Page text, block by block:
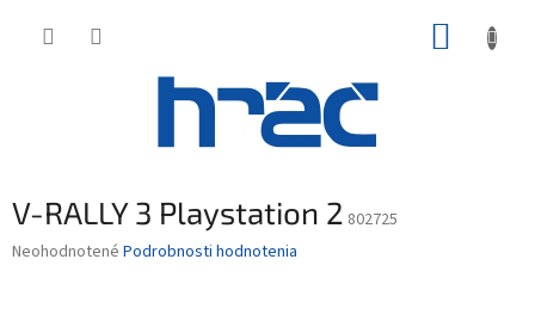
V-RALLY 3 Playstation 2 802725
Priemerné
Neohodnotené Podrobnosti hodnotenia